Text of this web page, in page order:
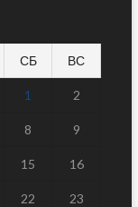
СБ ВС
1 2
8 9
15 16
22 23